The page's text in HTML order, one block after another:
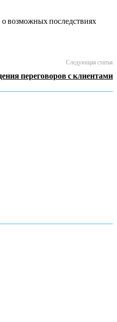
возможных последствиях
Следующая статья
переговоров с клиентами